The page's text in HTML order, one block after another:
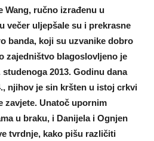
Wang, ručno izrađenu u
večer uljepšale su i prekrasne
banda, koji su uzvanike dobro
zajedništvo blagoslovljeno je
2013. Godinu dana
njihov je sin kršten u istoj crkvi
zavjete. Unatoč upornim
u braku, i Danijela i Ognjen
tvrdnje, kako pišu različiti